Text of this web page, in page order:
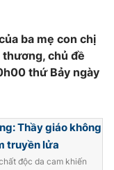
ba mẹ con chị
chủ đề
thứ Bảy ngày
Thầy giáo không
truyền lửa
độc da cam khiến